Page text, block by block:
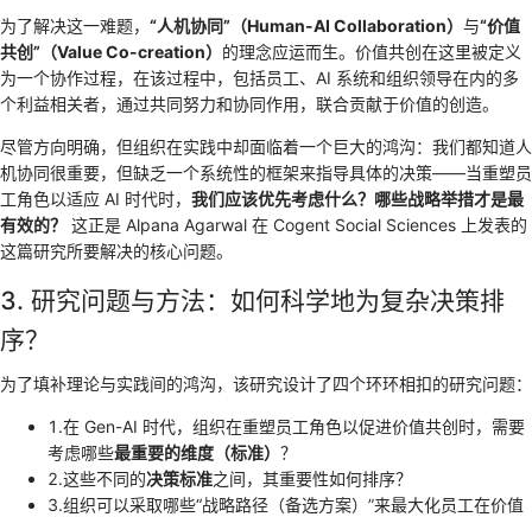
为了解决这一难题， “人机协同”（Human-AI Collaboration） 与“价值
共创”（Value Co-creation） 的理念应运而生。价值共创在这里被定义
为一个协作过程，在该过程中，包括员工、AI 系统和组织领导在内的多
个利益相关者，通过共同努力和协同作用，联合贡献于价值的创造。
尽管方向明确，但组织在实践中却面临着一个巨大的鸿沟：我们都知道人
机协同很重要，但缺乏一个系统性的框架来指导具体的决策——当重塑员
工角色以适应 AI 时代时， 我们应该优先考虑什么？哪些战略举措才是最
有效的？
这正是 Alpana Agarwal 在 Cogent Social Sciences 上发表的
这篇研究所要解决的核心问题。
3. 研究问题与方法：如何科学地为复杂决策排
序？
为了填补理论与实践间的鸿沟，该研究设计了四个环环相扣的研究问题：
1.在 Gen-AI 时代，组织在重塑员工角色以促进价值共创时，需要
考虑哪些最重要的维度（标准） ？
2.这些不同的决策标准之间，其重要性如何排序？
3.组织可以采取哪些“战略路径（备选方案）”来最大化员工在价值